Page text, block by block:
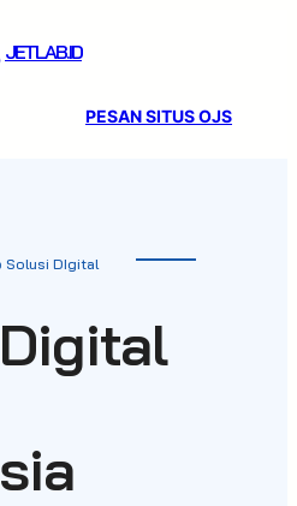
JETLAB.ID
PESAN SITUS OJS
Solusi DIgital